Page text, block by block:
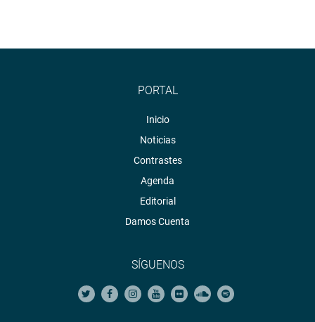
PORTAL
Inicio
Noticias
Contrastes
Agenda
Editorial
Damos Cuenta
SÍGUENOS